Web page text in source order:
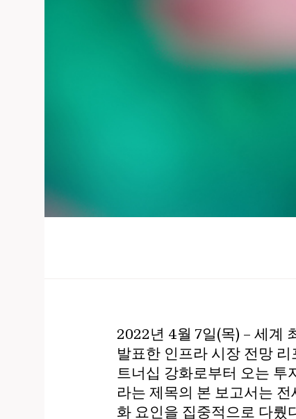
2022년 4월 7일(목) – 세계
발표한 인프라 시장 전망
트너십 강화로부터 오는 투
라는 제목의 본 보고서는
화 요인을 집중적으로 다뤘